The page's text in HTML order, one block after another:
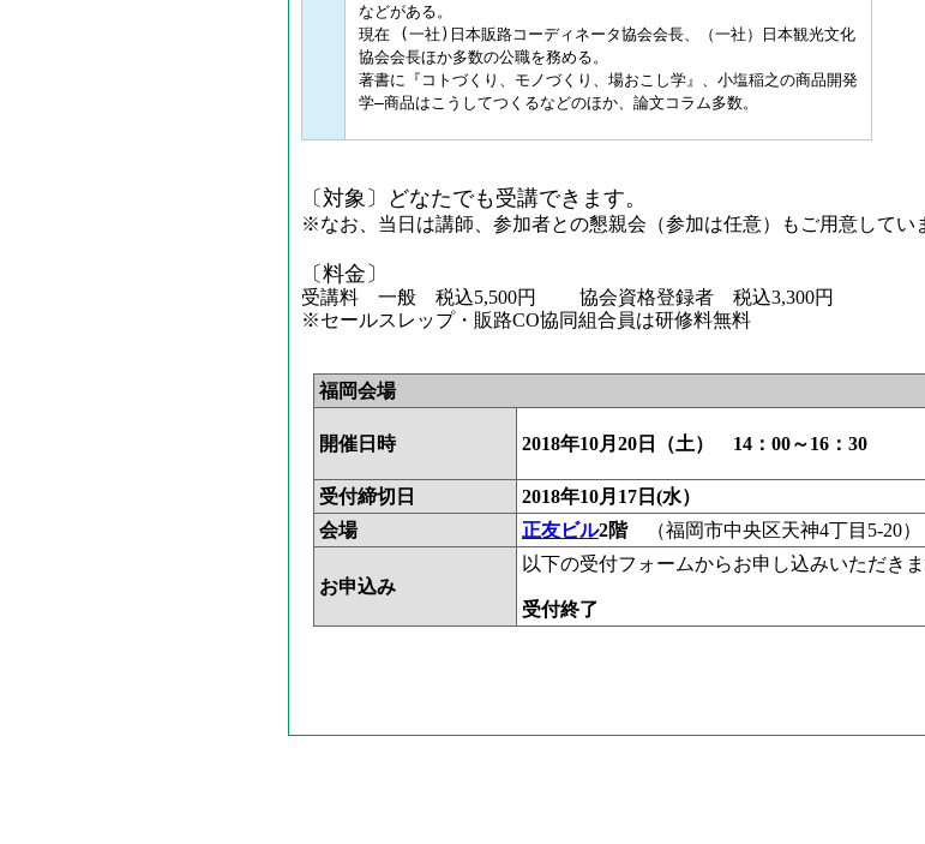
などがある。
現在 (一社)日本販路コーディネータ協会会長、（一社）日本観光文化
協会会長ほか多数の公職を務める。
著書に『コトづくり、モノづくり、場おこし学』、小塩稲之の商品開発
学―商品はこうしてつくるなどのほか、論文コラム多数。
〔対象〕どなたでも受講できます。
※なお、当日は講師、参加者との懇親会（参加は任意）もご用意してい
〔料金〕
受講料 一般 税込5,500円 協会資格登録者 税込3,300円
※セールスレップ・販路CO協同組合員は研修料無料
福岡会場
開催日時 2018年10月20日（土） 14：00～16：30
受付締切日
2018年10月17日(水）
会場
正友ビル2階 （福岡市中央区天神4丁目5-20）
お申込み
以下の受付フォームからお申し込みいただき
受付終了